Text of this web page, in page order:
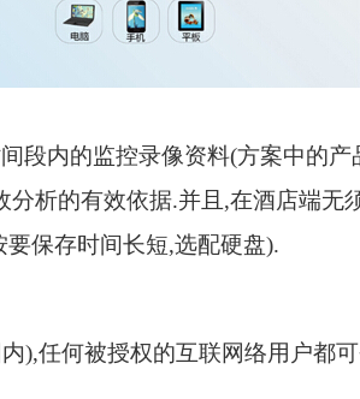
段内的监控录像资料(方案中的产
分析的有效依据.并且 ,在酒店端无
要保存时间长短,选配硬盘).
),任何被授权的互联网络用户都